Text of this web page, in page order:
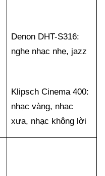
Denon DHT-S316:
nghe nhạc nhẹ, jazz
Klipsch Cinema 400:
nhạc vàng, nhạc
xưa, nhạc không lời